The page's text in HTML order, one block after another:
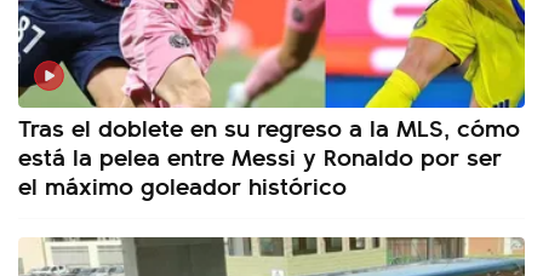
Tras el doblete en su regreso a la MLS, cómo
está la pelea entre Messi y Ronaldo por ser
el máximo goleador histórico